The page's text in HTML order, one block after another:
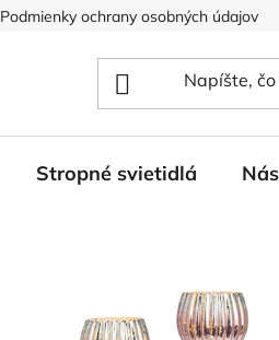
Podmienky ochrany osobných údajov
Stropné svietidlá